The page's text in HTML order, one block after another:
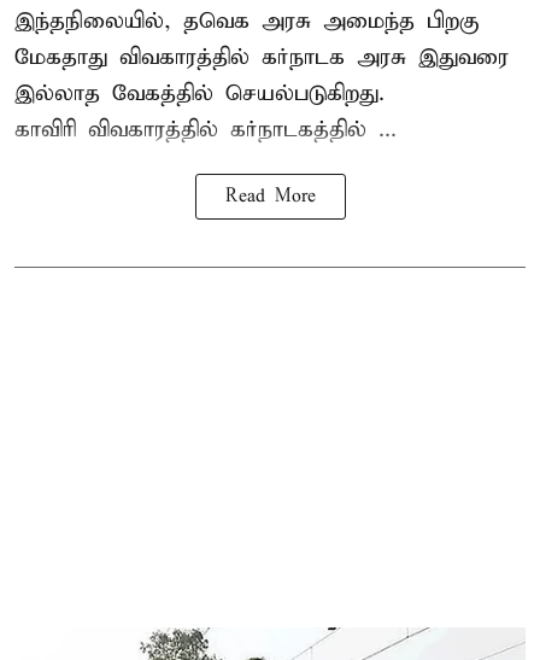
இந்தநிலையில், தவெக அரசு அமைந்த பிறகு
மேகதாது விவகாரத்தில் கர்நாடக அரசு இதுவரை
இல்லாத வேகத்தில் செயல்படுகிறது.
காவிரி விவகாரத்தில் கர்நாடகத்தில் ...
Read More